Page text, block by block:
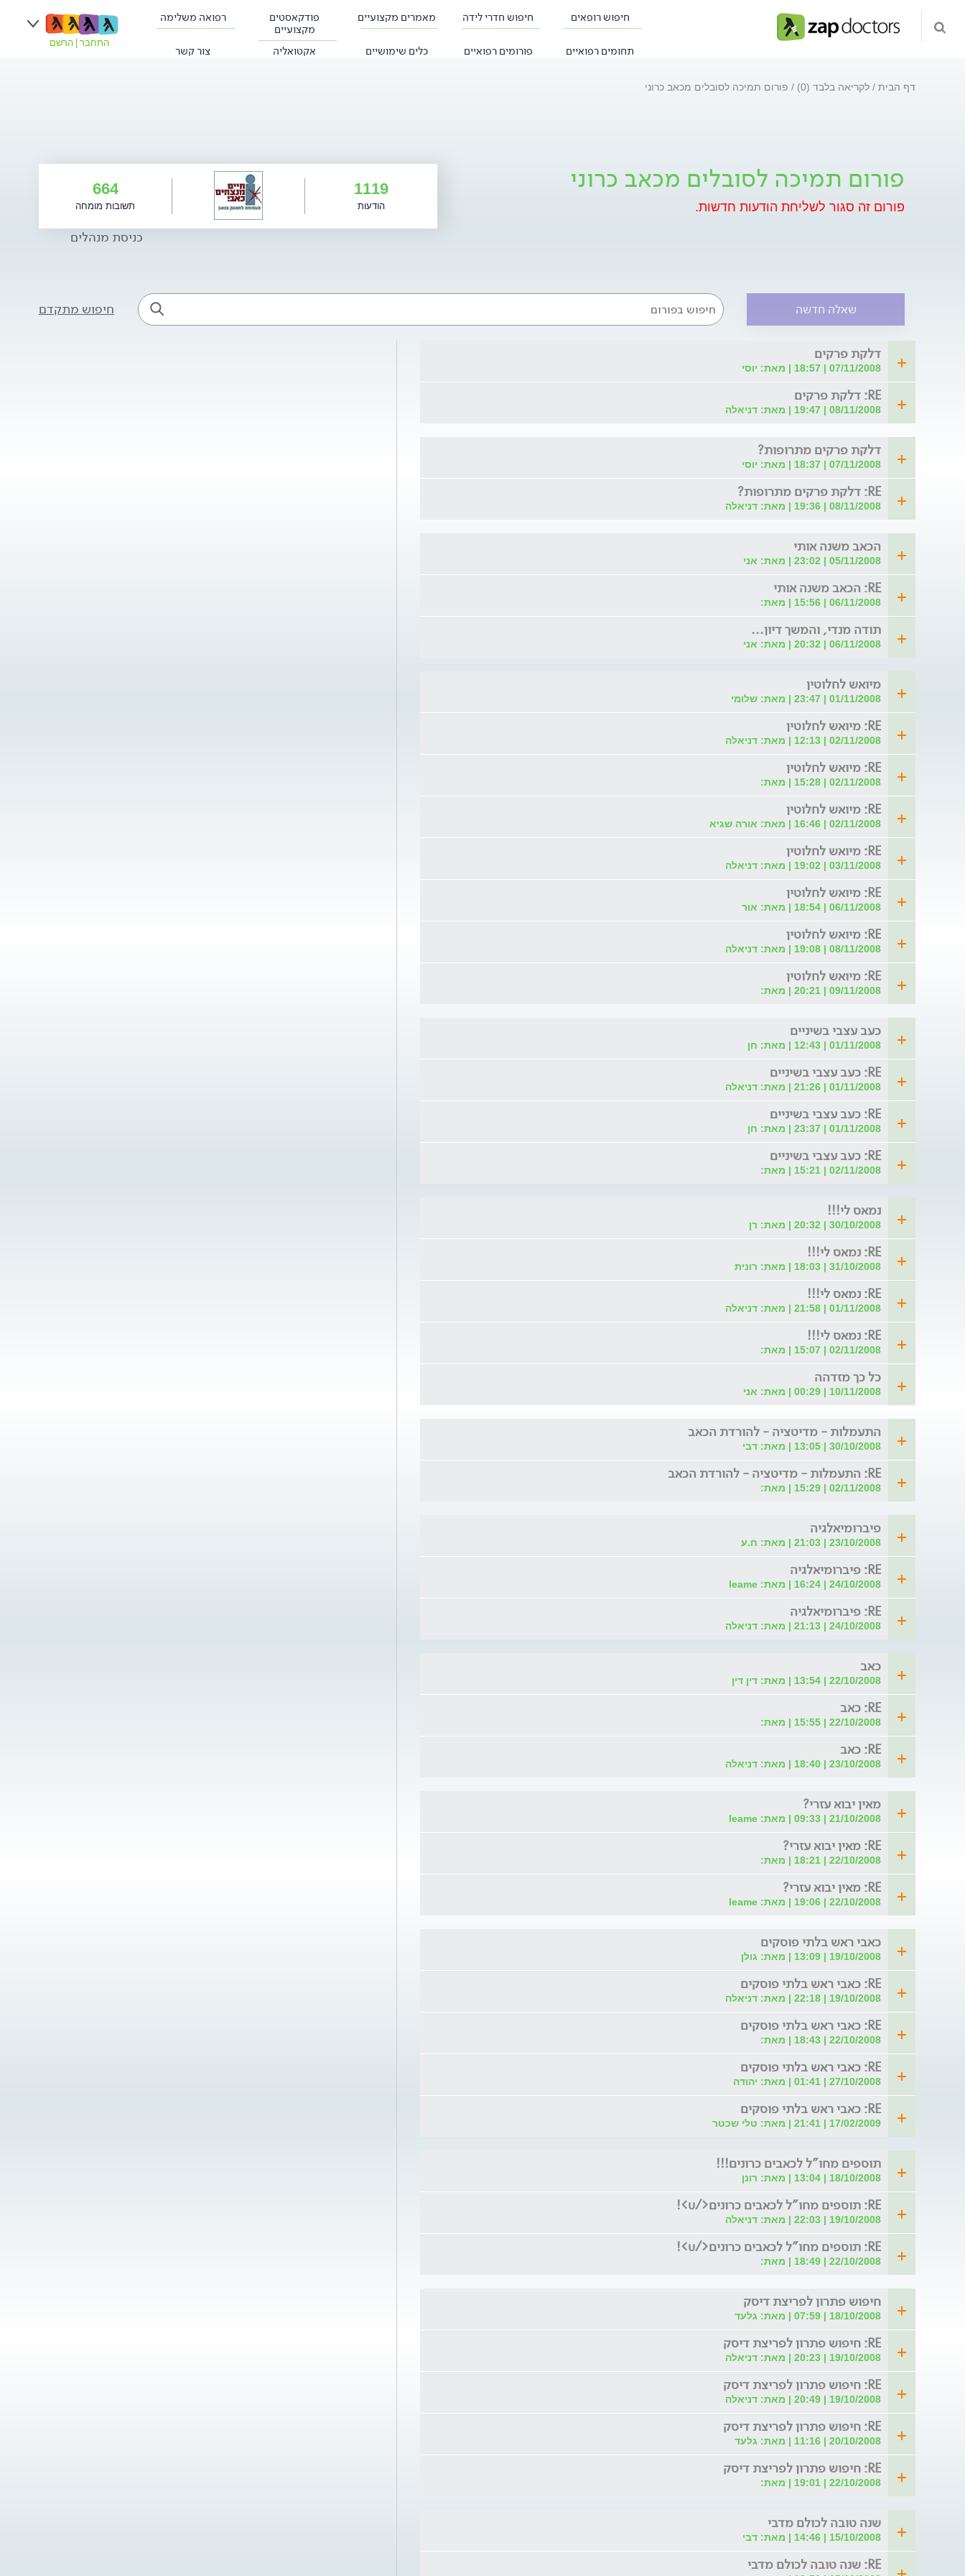
חיפוש רופאים חיפוש חדרי לידה מאמרים מקצועיים
פודקאסטים
מקצועיים
רפואה משלימה
תחומים רפואיים פורומים רפואיים כלים שימושיים אקטואליה צור קשר
התחבר הרשם
דף הבית לקריאה בלבד (0) פורום תמיכה לסובלים מכאב כרוני
פורום תמיכה לסובלים מכאב כרוני
פורום זה סגור לשליחת הודעות חדשות.
1119
הודעות
664
תשובות מומחה
כניסת מנהלים
שאלה חדשה חיפוש מתקדם
דלקת פרקים
07/11/2008 | 18:57 | מאת: יוסי
RE: דלקת פרקים
08/11/2008 | 19:47 | מאת: דניאלה
דלקת פרקים מתרופות?
07/11/2008 | 18:37 | מאת: יוסי
RE: דלקת פרקים מתרופות?
08/11/2008 | 19:36 | מאת: דניאלה
הכאב משנה אותי
05/11/2008 | 23:02 | מאת: אני
RE: הכאב משנה אותי
06/11/2008 | 15:56 | מאת:
תודה מנדי, והמשך דיון...
06/11/2008 | 20:32 | מאת: אני
מיואש לחלוטין
01/11/2008 | 23:47 | מאת: שלומי
RE: מיואש לחלוטין
02/11/2008 | 12:13 | מאת: דניאלה
RE: מיואש לחלוטין
02/11/2008 | 15:28 | מאת:
RE: מיואש לחלוטין
02/11/2008 | 16:46 | מאת: אורה שגיא
RE: מיואש לחלוטין
03/11/2008 | 19:02 | מאת: דניאלה
RE: מיואש לחלוטין
06/11/2008 | 18:54 | מאת: אור
RE: מיואש לחלוטין
08/11/2008 | 19:08 | מאת: דניאלה
RE: מיואש לחלוטין
09/11/2008 | 20:21 | מאת:
כעב עצבי בשיניים
01/11/2008 | 12:43 | מאת: חן
RE: כעב עצבי בשיניים
01/11/2008 | 21:26 | מאת: דניאלה
RE: כעב עצבי בשיניים
01/11/2008 | 23:37 | מאת: חן
RE: כעב עצבי בשיניים
02/11/2008 | 15:21 | מאת:
נמאס לי!!!
30/10/2008 | 20:32 | מאת: רן
RE: נמאס לי!!!
31/10/2008 | 18:03 | מאת: רונית
RE: נמאס לי!!!
01/11/2008 | 21:58 | מאת: דניאלה
RE: נמאס לי!!!
02/11/2008 | 15:07 | מאת:
כל כך מזדהה
10/11/2008 | 00:29 | מאת: אני
התעמלות - מדיטציה - להורדת הכאב
30/10/2008 | 13:05 | מאת: דבי
RE: התעמלות - מדיטציה - להורדת הכאב
02/11/2008 | 15:29 | מאת:
פיברומיאלגיה
23/10/2008 | 21:03 | מאת: ח.ע
RE: פיברומיאלגיה
24/10/2008 | 16:24 | מאת: leame
RE: פיברומיאלגיה
24/10/2008 | 21:13 | מאת: דניאלה
כאב
22/10/2008 | 13:54 | מאת: דין דין
RE: כאב
22/10/2008 | 15:55 | מאת:
RE: כאב
23/10/2008 | 18:40 | מאת: דניאלה
מאין יבוא עזרי?
21/10/2008 | 09:33 | מאת: leame
RE: מאין יבוא עזרי?
22/10/2008 | 18:21 | מאת:
RE: מאין יבוא עזרי?
22/10/2008 | 19:06 | מאת: leame
כאבי ראש בלתי פוסקים
19/10/2008 | 13:09 | מאת: גולן
RE: כאבי ראש בלתי פוסקים
19/10/2008 | 22:18 | מאת: דניאלה
RE: כאבי ראש בלתי פוסקים
22/10/2008 | 18:43 | מאת:
RE: כאבי ראש בלתי פוסקים
27/10/2008 | 01:41 | מאת: יהודה
RE: כאבי ראש בלתי פוסקים
17/02/2009 | 21:41 | מאת: טלי שכטר
תוספים מחו"ל לכאבים כרונים!!!
18/10/2008 | 13:04 | מאת: רונן
RE: תוספים מחו"ל לכאבים כרונים</u>!
19/10/2008 | 22:03 | מאת: דניאלה
RE: תוספים מחו"ל לכאבים כרונים</u>!
22/10/2008 | 18:49 | מאת:
חיפוש פתרון לפריצת דיסק
18/10/2008 | 07:59 | מאת: גלעד
RE: חיפוש פתרון לפריצת דיסק
19/10/2008 | 20:23 | מאת: דניאלה
RE: חיפוש פתרון לפריצת דיסק
19/10/2008 | 20:49 | מאת: דניאלה
RE: חיפוש פתרון לפריצת דיסק
20/10/2008 | 11:16 | מאת: גלעד
RE: חיפוש פתרון לפריצת דיסק
22/10/2008 | 19:01 | מאת:
שנה טובה לכולם מדבי
15/10/2008 | 14:46 | מאת: דבי
RE: שנה טובה לכולם מדבי